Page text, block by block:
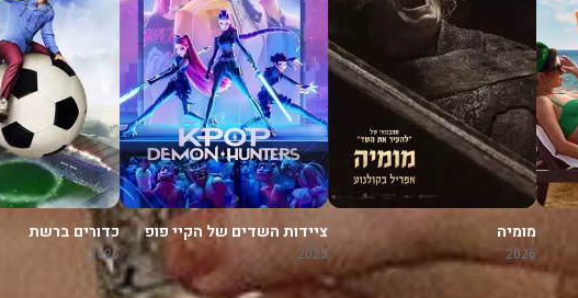
מומיה
2026
ציידות השדים של הקיי פופ
2025
כדורים ברשת
2026